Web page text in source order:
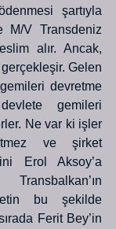
şartıyla
M/V Transdeniz
alır. Ancak,
Gelen
devretme
gemileri
Ne var ki işler
ve şirket
Erol Aksoy’a
bu şekilde
Ferit Bey’in